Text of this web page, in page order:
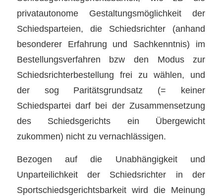
privatautonome Gestaltungsmöglichkeit der
Schiedsparteien, die Schiedsrichter (anhand
besonderer Erfahrung und Sachkenntnis) im
Bestellungsverfahren bzw den Modus zur
Schiedsrichterbestellung frei zu wählen, und
der sog Paritätsgrundsatz (= keiner
Schiedspartei darf bei der Zusammensetzung
des Schiedsgerichts ein Übergewicht
zukommen) nicht zu vernachlässigen.
Bezogen auf die Unabhängigkeit und
Unparteilichkeit der Schiedsrichter in der
Sportschiedsgerichtsbarkeit wird die Meinung